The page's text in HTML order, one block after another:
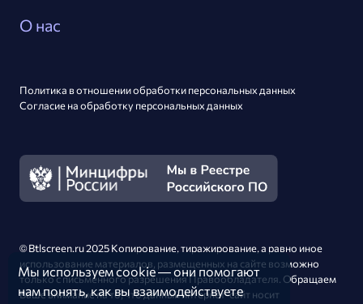
О нас
Политика в отношении обработки персональных данных
Согласие на обработку персональных данных
© Btlscreen.ru 2025 Копирование, тиражирование,а равно иное
использование материалов, размещенных на сайте возможно
толькос письменногоразрешения Правообладателя. Обращаем
Ваше внимание на то, что данный интернет-сайт носит
Мы используемcookie— они помогают
нам понять, как вы взаимодействуете